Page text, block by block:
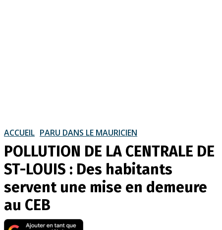
ACCUEIL PARU DANS LE MAURICIEN
POLLUTION DE LA CENTRALE DE
ST-LOUIS : Des habitants
servent une mise en demeure
au CEB